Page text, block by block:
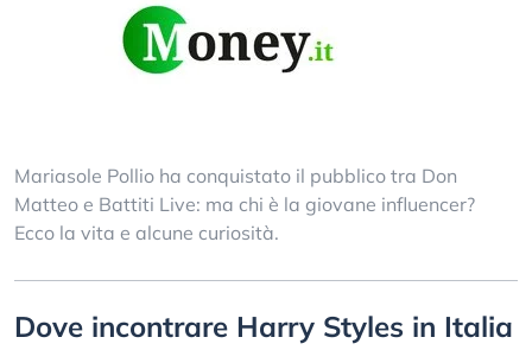
Mariasole Pollio ha conquistato il pubblico tra Don
Matteo e Battiti Live: ma chi è la giovane influencer?
Ecco la vita e alcune curiosità.
Dove incontrare Harry Styles in Italia